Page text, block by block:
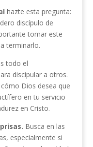
hazte esta pregunta:
discípulo de
tomar este
terminarlo.
todo el
discipular a otros.
Dios desea que
en tu servicio
en Cristo.
Busca en las
especialmente si